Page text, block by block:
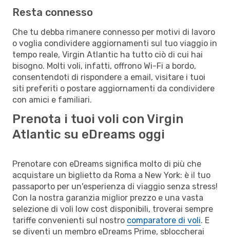
Resta connesso
Che tu debba rimanere connesso per motivi di lavoro
o voglia condividere aggiornamenti sul tuo viaggio in
tempo reale, Virgin Atlantic ha tutto ciò di cui hai
bisogno. Molti voli, infatti, offrono Wi-Fi a bordo,
consentendoti di rispondere a email, visitare i tuoi
siti preferiti o postare aggiornamenti da condividere
con amici e familiari.
Prenota i tuoi voli con Virgin
Atlantic su eDreams oggi
Prenotare con eDreams significa molto di più che
acquistare un biglietto da Roma a New York: è il tuo
passaporto per un'esperienza di viaggio senza stress!
Con la nostra garanzia miglior prezzo e una vasta
selezione di voli low cost disponibili, troverai sempre
tariffe convenienti sul nostro comparatore di voli. E
se diventi un membro eDreams Prime, sbloccherai